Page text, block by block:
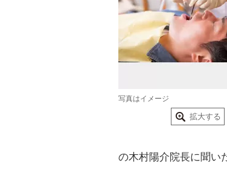
写真はイメージ
拡大する
の木村陽介院長に聞い